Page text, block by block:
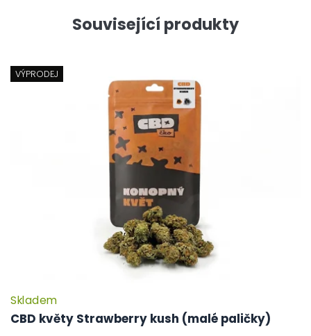
Související produkty
VÝPRODEJ
CBD květy Strawberry kush (malé paličky)
Skladem